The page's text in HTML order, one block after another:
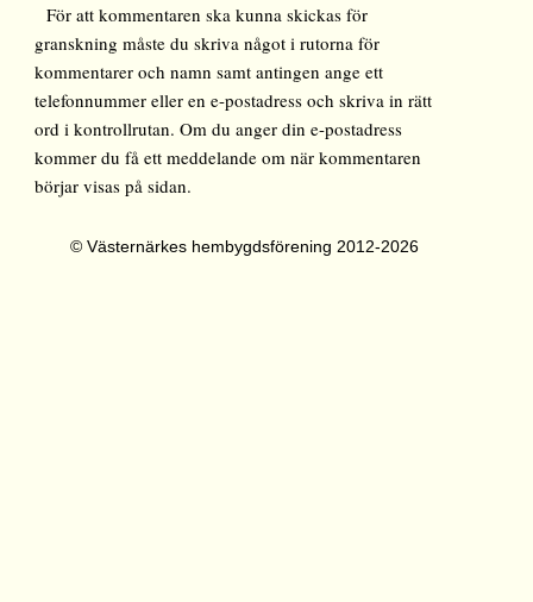
För att kommentaren ska kunna skickas för
granskning måste du skriva något i rutorna för
kommentarer och namn samt antingen ange ett
telefonnummer eller en e-postadress och skriva in rätt
ord i kontrollrutan. Om du anger din e-postadress
kommer du få ett meddelande om när kommentaren
börjar visas på sidan.
© Västernärkes hembygdsförening 2012-2026